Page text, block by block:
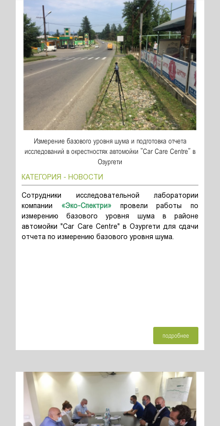
Измерение базового уровня шума и подготовка отчета
исследований в окрестностях автомойки "Car Care Centre" в
Озургети
КАТЕГОРИЯ - НОВОСТИ
Сотрудники исследовательной лаборатории
компании «Эко-Спектри»провели работы по
измерению базового уровня шума в районе
автомойки "Car Care Centre" в Озургети для сдачи
отчета по измерению базового уровня шума.
подробнее